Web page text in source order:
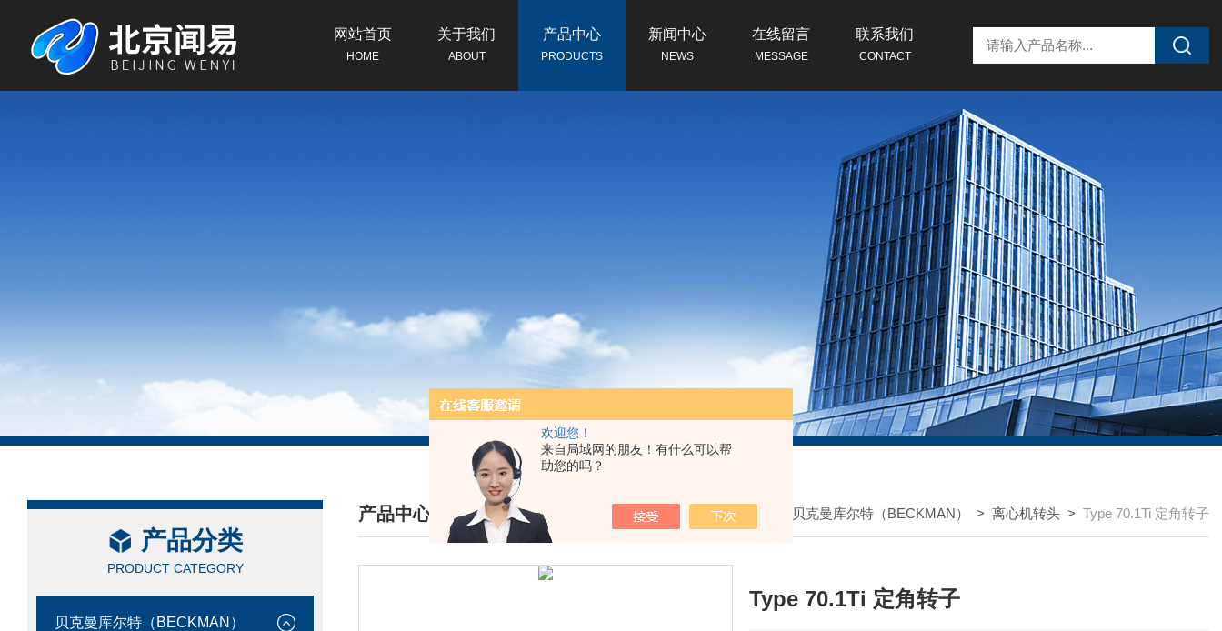
欢迎您！
来自局域网的朋友！有什么可以帮
助您的吗？
网站首页
HOME
关于我们
ABOUT
产品中心
PRODUCTS
新闻中心
NEWS
在线留言
MESSAGE
联系我们
CONTACT
产品分类
PRODUCT CATEGORY
贝克曼库尔特（BECKMAN）
产品中心
/ PRODUCTS CENTER
我的位置： >产品中心 贝克曼库尔特（BECKMAN） > 离心机转头 > Type 70.1Ti 定角转子
Type 70.1Ti 定角转子